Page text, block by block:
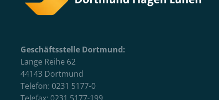
Geschäftsstelle Dortmund:
Lange Reihe 62
44143 Dortmund
Telefon: 0231 5177-0
Telefax: 0231 5177-199